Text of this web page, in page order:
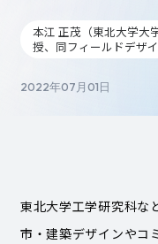
本江 正茂（東北大学大
授、同フィールドデザ
2022年07月01日
東北大学工学研究科な
市・建築デザインやコ